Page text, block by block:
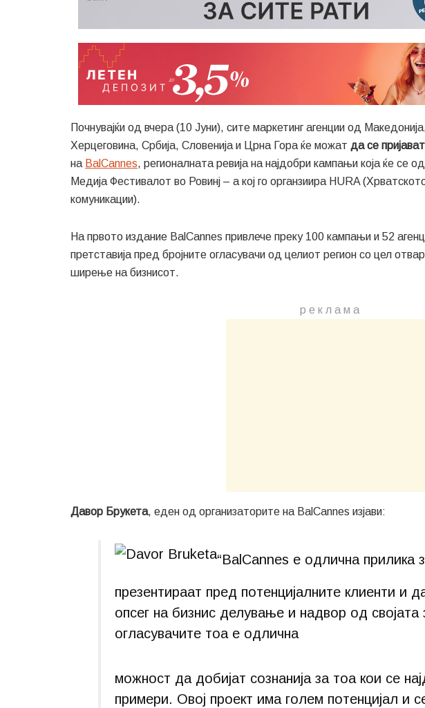
Почнувајќи од вчера (10 Јуни), сите маркетинг агенции од
Херцеговина, Србија, Словенија и Црна Гора ќе можат да се пријават
на BalCannes, регионалната ревија на најдобри кампањи која ќе се
Медија Фестивалот во Ровинј – а кој го органзиира HURA
комуникации).
На првото издание BalCannes привлече преку 100 кампањи и 52
претставија пред бројните огласувачи од целиот регион со цел
ширење на бизнисот.
р е к л а м a
Давор Брукета, еден од организаторите на BalCannes изјави:
“BalCannes е одлична прилика
презентираат пред потенцијалните клиенти и
опсег на бизнис делување и надвор од својата
огласувачите тоа е одлична
можност да добијат сознанија за тоа кои се
примери. Овој проект има голем потенцијал и